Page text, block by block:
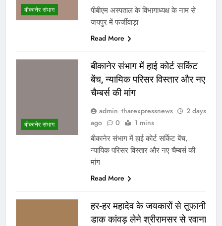
बीकानेर संभाग
पीबीएम अस्पताल के विभागाध्यक्ष के नाम से
जयपुर में फर्जीवाड़ा
Read More
बीकानेर संभाग
बीकानेर संभाग में हाई कोर्ट सर्किट
बेंच, न्यायिक परिसर विस्तार और नए
चैम्बर्स की मांग
admin_tharexpressnews
2 days
ago
0 1 mins
बीकानेर संभाग में हाई कोर्ट सर्किट बेंच,
न्यायिक परिसर विस्तार और नए चैम्बर्स की
मांग
Read More
हर-हर महादेव के जयकारों से तूफानी
डाक कांवड़ लेने श्रीरामसर से रवाना